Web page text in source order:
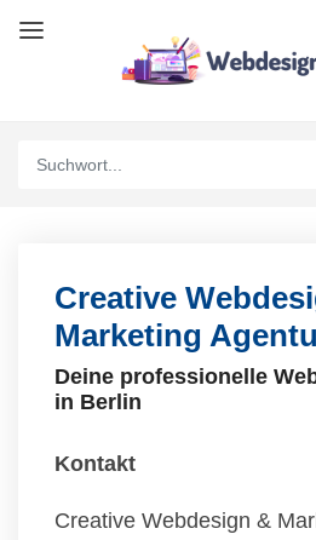
Creative
Marketing
Deine professionelle
in Berlin
Kontakt
Creative Webdesign &